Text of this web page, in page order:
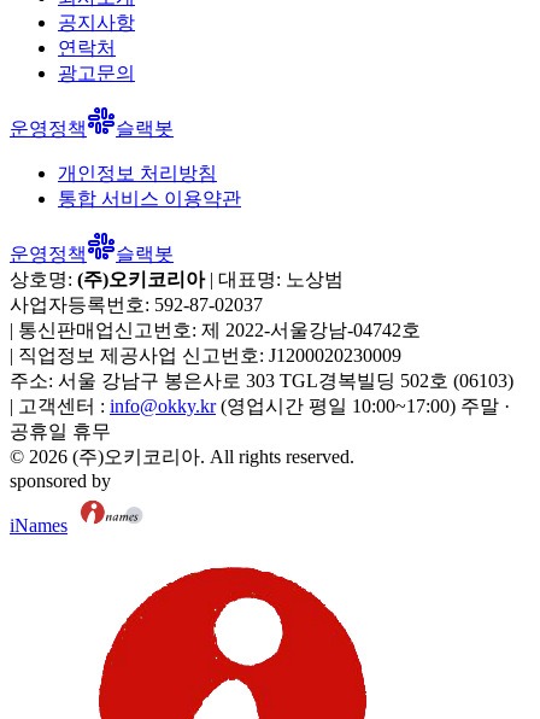
공지사항
연락처
광고문의
운영정책 슬랙봇
개인정보 처리방침
통합 서비스 이용약관
운영정책
슬랙봇
상호명: (주)오키코리아| 대표명: 노상범
사업자등록번호: 592-87-02037
| 통신판매업신고번호: 제 2022-서울강남-04742호
| 직업정보 제공사업 신고번호: J1200020230009
주소: 서울 강남구 봉은사로 303 TGL경복빌딩 502호 (06103)
| 고객센터 : info@okky.kr (영업시간 평일 10:00~17:00) 주말 ·
공휴일 휴무
© 2026 (주)오키코리아. All rights reserved.
sponsored by
iNames